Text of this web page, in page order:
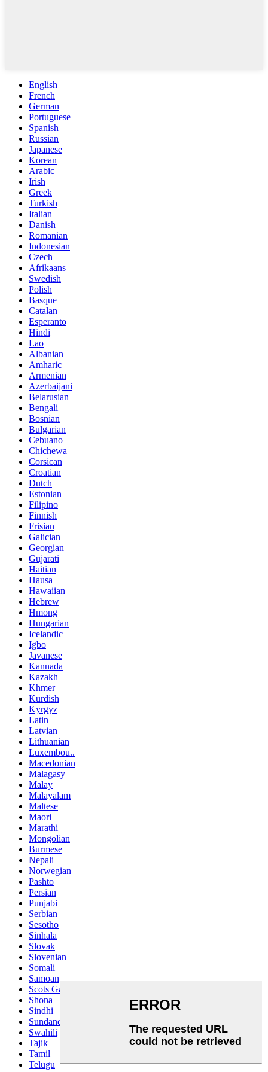
English
French
German
Portuguese
Spanish
Russian
Japanese
Korean
Arabic
Irish
Greek
Turkish
Italian
Danish
Romanian
Indonesian
Czech
Afrikaans
Swedish
Polish
Basque
Catalan
Esperanto
Hindi
Lao
Albanian
Amharic
Armenian
Azerbaijani
Belarusian
Bengali
Bosnian
Bulgarian
Cebuano
Chichewa
Corsican
Croatian
Dutch
Estonian
Filipino
Finnish
Frisian
Galician
Georgian
Gujarati
Haitian
Hausa
Hawaiian
Hebrew
Hmong
Hungarian
Icelandic
Igbo
Javanese
Kannada
Kazakh
Khmer
Kurdish
Kyrgyz
Latin
Latvian
Lithuanian
Luxembou..
Macedonian
Malagasy
Malay
Malayalam
Maltese
Maori
Marathi
Mongolian
Burmese
Nepali
Norwegian
Pashto
Persian
Punjabi
Serbian
Sesotho
Sinhala
Slovak
Slovenian
Somali
Samoan
Scots Gaelic
Shona
Sindhi
Sundanese
Swahili
Tajik
Tamil
Telugu